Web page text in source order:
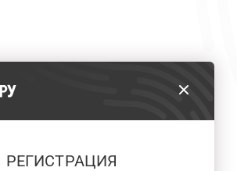
РЕГИСТРАЦИЯ